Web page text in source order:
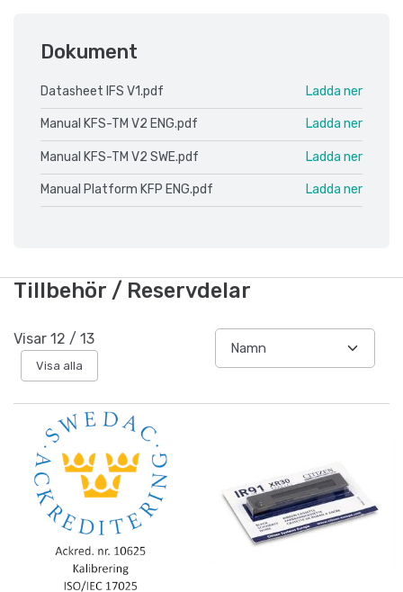
Dokument
Datasheet IFS V1.pdf Ladda ner
Manual KFS-TM V2 ENG.pdf Ladda ner
Manual KFS-TM V2 SWE.pdf Ladda ner
Manual Platform KFP ENG.pdf Ladda ner
Tillbehör / Reservdelar
Visar 12 / 13
Visa alla